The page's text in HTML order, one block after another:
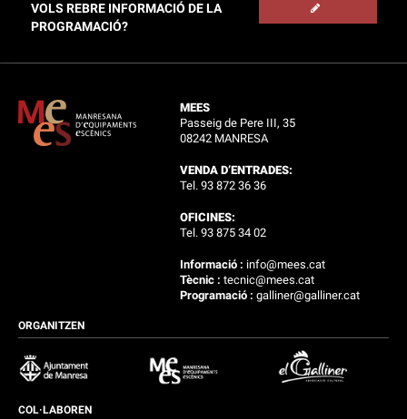
VOLS REBRE INFORMACIÓ DE LA
PROGRAMACIÓ?
MEES
Passeig de Pere III, 35
08242 MANRESA
VENDA D’ENTRADES:
Tel. 93 872 36 36
OFICINES:
Tel. 93 875 34 02
Informació : info@mees.cat
Tècnic :tecnic@mees.cat
Programació :galliner@galliner.cat
ORGANITZEN
COL·LABOREN